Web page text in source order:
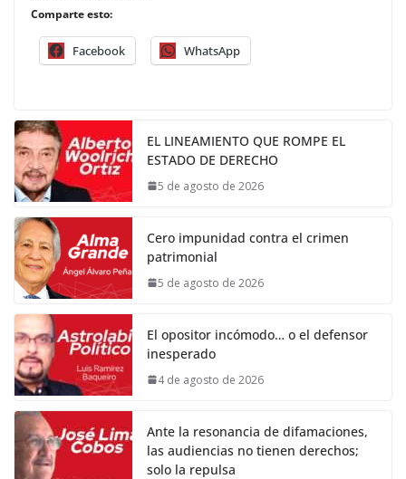
Comparte esto:
Facebook WhatsApp
EL LINEAMIENTO QUE ROMPE EL
ESTADO DE DERECHO
5 de agosto de 2026
Cero impunidad contra el crimen
patrimonial
5 de agosto de 2026
El opositor incómodo… o el defensor
inesperado
4 de agosto de 2026
Ante la resonancia de difamaciones,
las audiencias no tienen derechos;
solo la repulsa